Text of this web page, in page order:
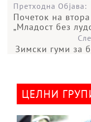
Претходна Објава:
Почеток на
„Младост без
Зимски гуми за
ЦЕЛНИ